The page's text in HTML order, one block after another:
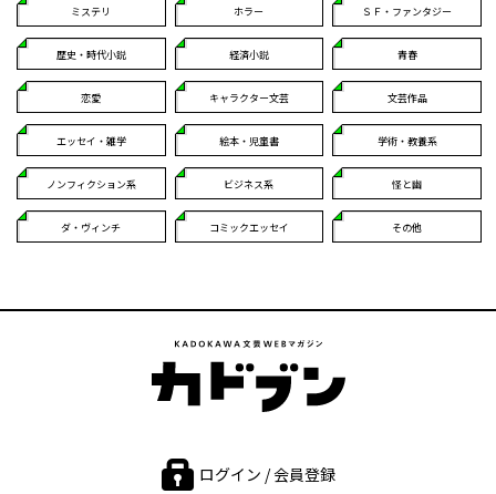
ミステリ ホラー ＳＦ・ファンタジー
歴史・時代小説 経済小説 青春
恋愛 キャラクター文芸 文芸作品
エッセイ・雑学 絵本・児童書 学術・教養系
ノンフィクション系 ビジネス系 怪と幽
ダ・ヴィンチ コミックエッセイ その他
ログイン / 会員登録